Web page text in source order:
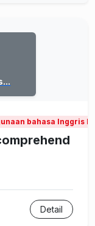
bahasa Inggris
Detail